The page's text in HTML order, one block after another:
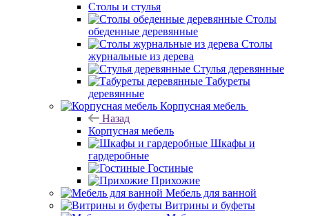
Столы и стулья
Столы
обеденные деревянные
Столы
журнальные из дерева
Стулья деревянные
Табуреты
деревянные
Корпусная мебель
Назад
Корпусная мебель
Шкафы и
гардеробные
Гостиные
Прихожие
Мебель для ванной
Витрины и буфеты